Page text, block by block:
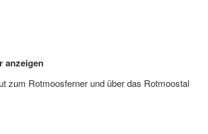
anzeigen
zum Rotmoosferner und über das Rotmoostal